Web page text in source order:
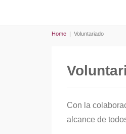
Home | Voluntariado
Con la
alcance de